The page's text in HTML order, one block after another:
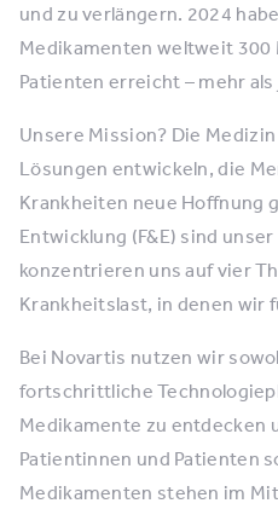
und zu verlängern. 2024
Medikamenten weltweit 300
Patienten erreicht – mehr als
Unsere Mission? Die
Lösungen entwickeln, die
Krankheiten neue Hoffnung
Entwicklung (F&E) sind
konzentrieren uns auf vier
Krankheitslast, in denen wir
Bei Novartis nutzen wir
fortschrittliche
Medikamente zu entdecken
Patientinnen und Patienten
Medikamenten stehen im